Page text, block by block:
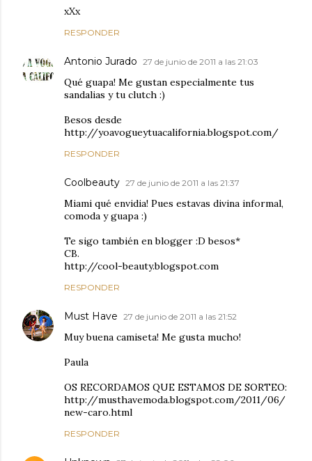
xXx
RESPONDER
Antonio Jurado 27 de junio de 2011 a las 21:03
Qué guapa! Me gustan especialmente tus
sandalias y tu clutch :)
Besos desde
http://yoavogueytuacalifornia.blogspot.com/
RESPONDER
Coolbeauty 27 de junio de 2011 a las 21:37
Miami qué envidia! Pues estavas divina informal,
comoda y guapa :)
Te sigo también en blogger :D besos*
CB.
http://cool-beauty.blogspot.com
RESPONDER
Must Have 27 de junio de 2011 a las 21:52
Muy buena camiseta! Me gusta mucho!
Paula
OS RECORDAMOS QUE ESTAMOS DE SORTEO:
http://musthavemoda.blogspot.com/2011/06/
new-caro.html
RESPONDER